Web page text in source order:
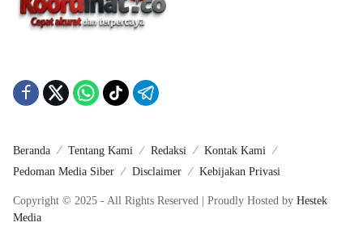
Beranda Tentang Kami Redaksi
Kontak Kami
Pedoman Media Siber
Disclaimer Kebijakan Privasi
Copyright © 2025 - All Rights Reserved | Proudly Hosted by Hestek
Media